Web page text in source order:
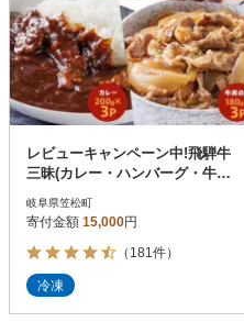
レビューキャンペーン中!飛騨牛
三昧(カレー・ハンバーグ・牛丼
岐阜県笠松町
寄付金額 15,000円
（181件）
冷凍